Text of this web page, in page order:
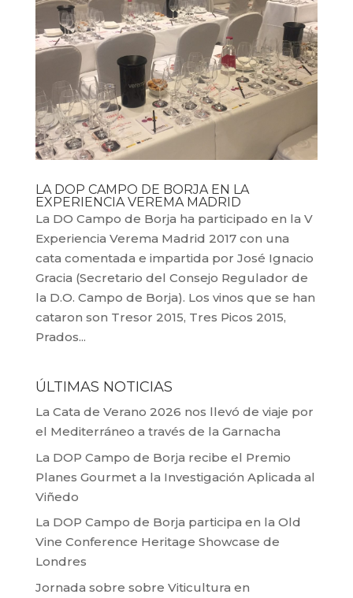
LA DOP CAMPO DE BORJA EN LA
EXPERIENCIA VEREMA MADRID
La DO Campo de Borja ha participado en la V
Experiencia Verema Madrid 2017 con una
cata comentada e impartida por José Ignacio
Gracia (Secretario del Consejo Regulador de
la D.O. Campo de Borja). Los vinos que se han
cataron son Tresor 2015, Tres Picos 2015,
Prados...
ÚLTIMAS NOTICIAS
La Cata de Verano 2026 nos llevó de viaje por
el Mediterráneo a través de la Garnacha
La DOP Campo de Borja recibe el Premio
Planes Gourmet a la Investigación Aplicada al
Viñedo
La DOP Campo de Borja participa en la Old
Vine Conference Heritage Showcase de
Londres
Jornada sobre sobre Viticultura en